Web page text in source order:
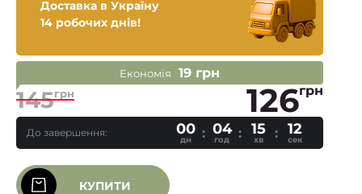
Доставка в Україну
14 робочих днів!
Економія 19 грн
145грн 126грн
До завершення: 00
дн
04
год
15
хв
11
сек
КУПИТИ